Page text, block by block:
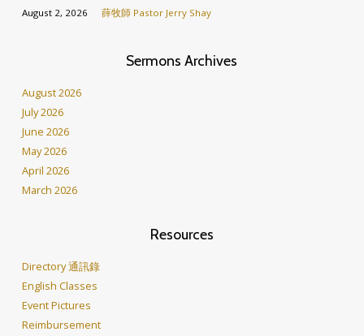
August 2, 2026 薛牧師 Pastor Jerry Shay
Sermons Archives
August 2026
July 2026
June 2026
May 2026
April 2026
March 2026
Resources
Directory 通訊錄
English Classes
Event Pictures
Reimbursement